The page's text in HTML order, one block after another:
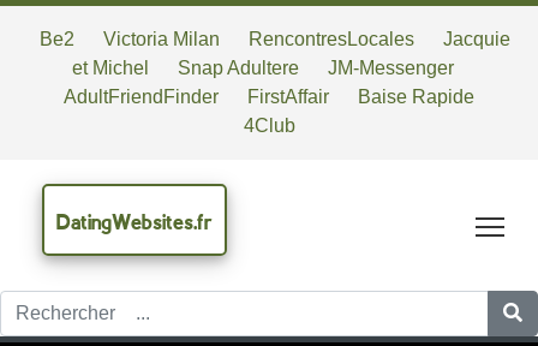
Be2 Victoria Milan RencontresLocales
Jacquie
et Michel
Snap Adultere
JM-Messenger
AdultFriendFinder
FirstAffair
Baise Rapide
4Club
DatingWebsites.fr